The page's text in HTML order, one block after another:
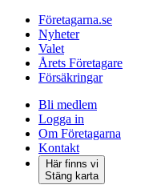
Företagarna.se
Nyheter
Valet
Årets Företagare
Försäkringar
Bli medlem
Logga in
Om Företagarna
Kontakt
Här finns vi
Stäng karta